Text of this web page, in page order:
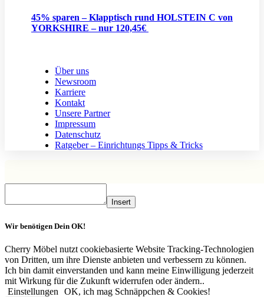
45% sparen – Klapptisch rund HOLSTEIN C von
YORKSHIRE – nur 120,45€
Über uns
Newsroom
Karriere
Kontakt
Unsere Partner
Impressum
Datenschutz
Ratgeber – Einrichtungs Tipps & Tricks
Insert
Wir benötigen Dein OK!
Cherry Möbel nutzt cookiebasierte Website Tracking-Technologien
von Dritten, um ihre Dienste anbieten und verbessern zu können.
Ich bin damit einverstanden und kann meine Einwilligung jederzeit
mit Wirkung für die Zukunft widerrufen oder ändern..
Einstellungen
OK, ich mag Schnäppchen & Cookies!